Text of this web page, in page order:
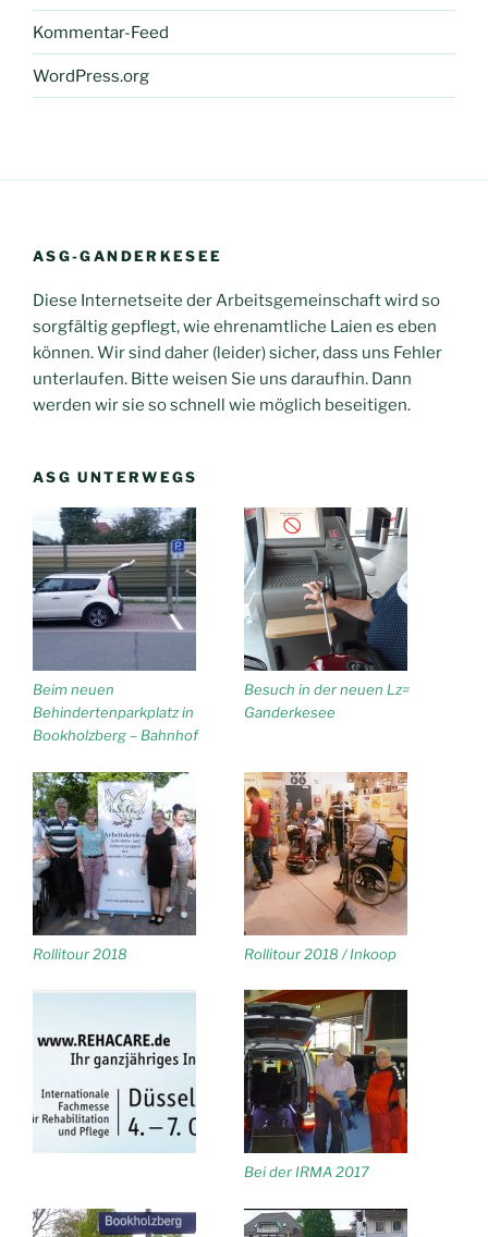
Kommentar-Feed
WordPress.org
ASG-GANDERKESEE
Diese Internetseite der Arbeitsgemeinschaft wird so
sorgfältig gepflegt, wie ehrenamtliche Laien es eben
können. Wir sind daher (leider) sicher, dass uns Fehler
unterlaufen. Bitte weisen Sie uns daraufhin. Dann
werden wir sie so schnell wie möglich beseitigen.
ASG UNTERWEGS
Beim neuen
Behindertenparkplatz in
Bookholzberg – Bahnhof
Besuch in der neuen Lz=
Ganderkesee
Rollitour 2018 Rollitour 2018 / Inkoop
Bei der IRMA 2017